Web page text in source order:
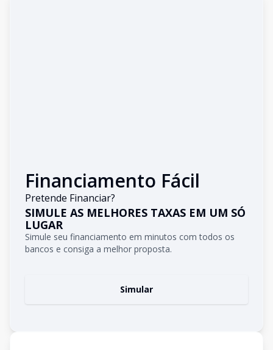
Financiamento Fácil
Pretende Financiar?
SIMULE AS MELHORES TAXAS EM UM SÓ
LUGAR
Simule seu financiamento em minutos com todos os
bancos e consiga a melhor proposta.
Simular